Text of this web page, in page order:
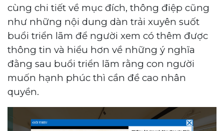
cùng chi tiết về mục đích, thông điệp cũng
như những nội dung dàn trải xuyên suốt
buổi triển lãm để người xem có thêm được
thông tin và hiểu hơn về những ý nghĩa
đằng sau buổi triển lãm rằng con người
muốn hạnh phúc thì cần đề cao nhân
quyền.